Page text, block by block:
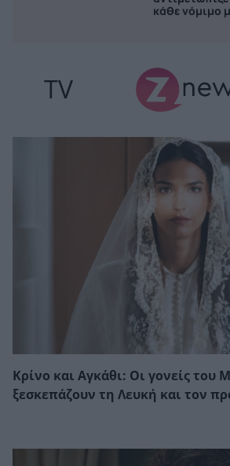
κάθε νόμιμο
TV
Κρίνο και Αγκάθι: Οι γονείς του
ξεσκεπάζουν τη Λευκή και τον